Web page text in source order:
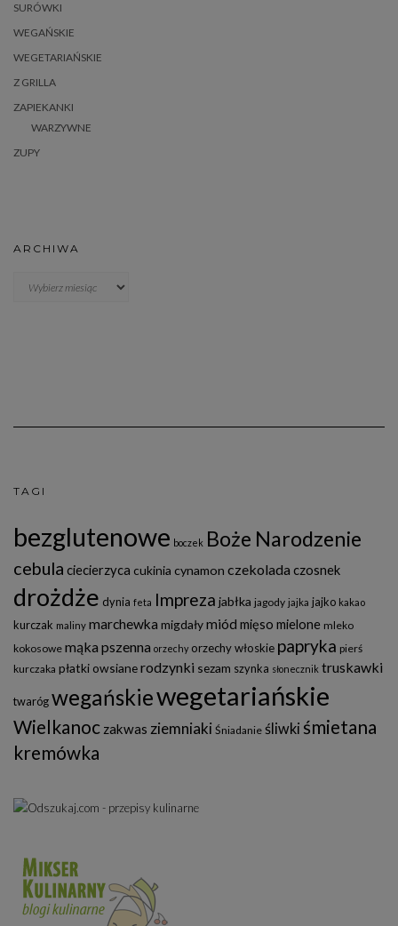
SURÓWKI
WEGAŃSKIE
WEGETARIAŃSKIE
Z GRILLA
ZAPIEKANKI
WARZYWNE
ZUPY
ARCHIWA
TAGI
bezglutenowe boczek Boże Narodzenie
cebula ciecierzyca cukinia cynamon czekolada czosnek
drożdże dynia feta Impreza jabłka jagody jajka jajko kakao
kurczak maliny marchewka migdałymiód mięso mielone mleko
kokosowe mąka pszenna orzechy orzechy włoskie papryka pierś
kurczaka płatki owsianerodzynki sezam szynka słonecznik truskawki
twarógwegańskiewegetariańskie
Wielkanoc zakwas ziemniaki Śniadanie śliwki śmietana
kremówka